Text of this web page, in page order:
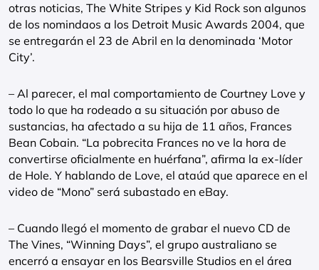
otras noticias, The White Stripes y Kid Rock son algunos
de los nomindaos a los Detroit Music Awards 2004, que
se entregarán el 23 de Abril en la denominada ‘Motor
City’.
– Al parecer, el mal comportamiento de Courtney Love y
todo lo que ha rodeado a su situación por abuso de
sustancias, ha afectado a su hija de 11 años, Frances
Bean Cobain. “La pobrecita Frances no ve la hora de
convertirse oficialmente en huérfana”, afirma la ex-líder
de Hole. Y hablando de Love, el ataúd que aparece en el
video de “Mono” será subastado en eBay.
– Cuando llegó el momento de grabar el nuevo CD de
The Vines, “Winning Days”, el grupo australiano se
encerró a ensayar en los Bearsville Studios en el área